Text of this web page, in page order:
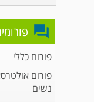
פורום כללי
פורום
נשים